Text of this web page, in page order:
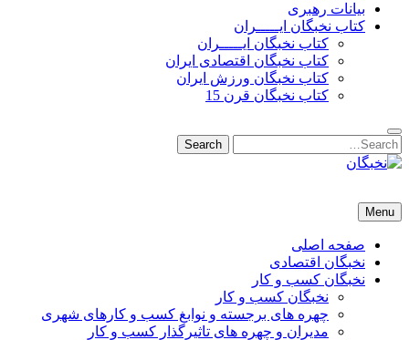
بیانات رهبری
کتاب نخبگان ایـــــران
کتاب نخبگان ایـــــران
کتاب نخبگان اقتصادی ایران
کتاب نخبگان ورزش ایران
کتاب نخبگان قرن 15
Search
for:
Search
نخبگان تایمز/ کتاب نخبگان + پورتال رسمی کتاب نخبگان ایران –
ورزش ایران – کتاب نخبگان کسب و کار ایران – کتاب نخبگان ایران
Menu
صفحه اصلی
نخبگان اقتصادی
نخبگان کسب و کار
نخبگان کسب و کار
چهره های برجسته و نوابغ کسب و کارهای شهری
مدیران و چهره های تاثیرگذار کسب و کار